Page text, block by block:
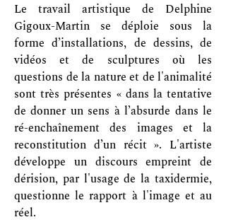
Le travail artistique de Delphine
Gigoux-Martin se déploie sous la
forme d’installations, de dessins, de
vidéos et de sculptures où les
questions de la nature et de l'animalité
sont très présentes « dans la tentative
de donner un sens à l’absurde dans le
ré-enchaînement des images et la
reconstitution d’un récit ». L'artiste
développe un discours empreint de
dérision, par l'usage de la taxidermie,
questionne le rapport à l'image et au
réel.